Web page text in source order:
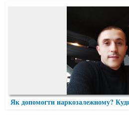
Як допомогти наркозалежному?